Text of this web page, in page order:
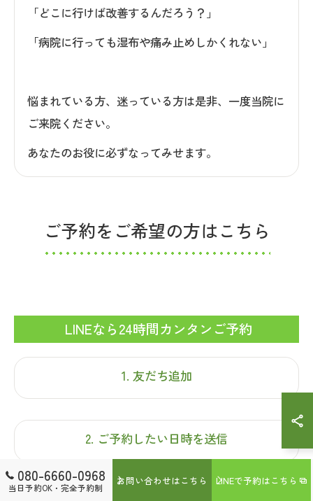
「どこに行けば改善するんだろう？」
「病院に行っても湿布や痛み止めしかくれない」
悩まれている方、迷っている方は是非、一度当院に
ご来院ください。
あなたのお役に必ずなってみせます。
ご予約をご希望の方はこちら
LINEなら24時間カンタンご予約
1. 友だち追加
2. ご予約したい日時を送信
080-6660-0968
当日予約OK・完全予約制
お問い合わせはこちら LINEで予約はこちら